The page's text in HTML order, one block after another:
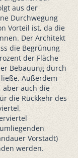
aus der
Durchwegung
Vorteil ist, da die
Der Architekt
die Begrünung
der Fläche
Bebauung durch
Außerdem
aber auch die
die Rückkehr des
Vorstadt)
werden.